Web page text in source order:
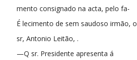
mento consignado na acta, pelo fa-
É lecimento de sem saudoso irmão, o
sr, Antonio Leitão, .
—Q sr. Presidente apresenta á